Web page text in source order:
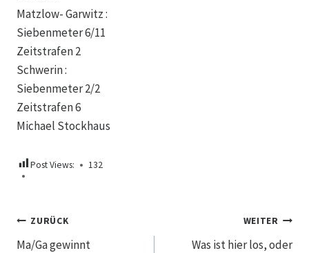
Matzlow- Garwitz :
Siebenmeter 6/11
Zeitstrafen 2
Schwerin :
Siebenmeter 2/2
Zeitstrafen 6
Michael Stockhaus
Post Views: 132
Beitragsnavigation
ZURÜCK
Ma/Ga gewinnt
WEITER
Was ist hier los, oder